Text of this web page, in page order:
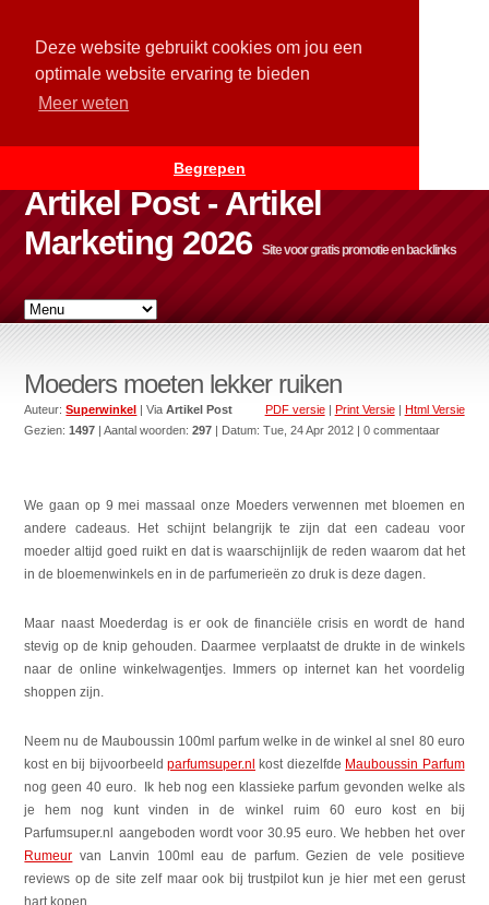
Deze website gebruikt cookies om jou een
optimale website ervaring te bieden
Meer weten
Begrepen
Artikel Post - Artikel
Marketing 2026
Site voor gratis promotie en backlinks
Moeders moeten lekker ruiken
PDF versie| Print Versie| Html Versie
Auteur:Superwinkel | ViaArtikel Post
Gezien:1497 | Aantal woorden:297 | Datum:Tue, 24 Apr 2012 | 0 commentaar
We gaan op 9 mei massaal onze Moeders verwennen met bloemen en
andere cadeaus. Het schijnt belangrijk te zijn dat een cadeau voor
moeder altijd goed ruikt en dat is waarschijnlijk de reden waarom dat het
in de bloemenwinkels en in de parfumerieën zo druk is deze dagen.
Maar naast Moederdag is er ook de financiële crisis en wordt de hand
stevig op de knip gehouden. Daarmee verplaatst de drukte in de winkels
naar de online winkelwagentjes. Immers op internet kan het voordelig
shoppen zijn.
Neem nu de Mauboussin 100ml parfum welke in de winkel al snel 80 euro
kost en bij bijvoorbeeld parfumsuper.nl kost diezelfde Mauboussin Parfum
nog geen 40 euro. Ik heb nog een klassieke parfum gevonden welke als
je hem nog kunt vinden in de winkel ruim 60 euro kost en bij
Parfumsuper.nl aangeboden wordt voor 30.95 euro. We hebben het over
Rumeur van Lanvin 100ml eau de parfum. Gezien de vele positieve
reviews op de site zelf maar ook bij trustpilot kun je hier met een gerust
hart kopen.